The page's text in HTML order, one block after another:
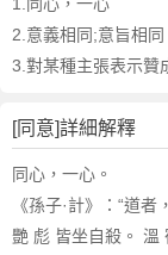
意
英
文
翻
2.意義相同;意旨相
3.對某種主張表示贊
[同意]詳細解釋
同心，一心。
《孫子·計》：“道
艷 彪 皆坐自殺。 溫